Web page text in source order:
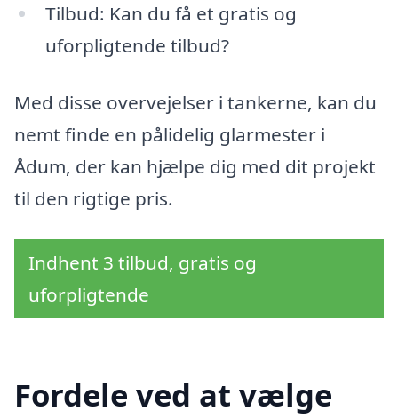
Tilbud: Kan du få et gratis og
uforpligtende tilbud?
Med disse overvejelser i tankerne, kan du
nemt finde en pålidelig glarmester i
Ådum, der kan hjælpe dig med dit projekt
til den rigtige pris.
Indhent 3 tilbud, gratis og
uforpligtende
Fordele ved at vælge